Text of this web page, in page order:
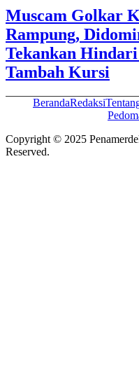
Muscam Golkar
Rampung,
Tekankan
Tambah Kursi
BerandaRedaksi
Copyright © 2025
Reserved.